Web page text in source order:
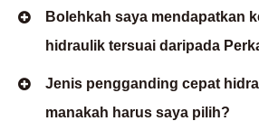
Bolehkah saya mendapatkan
hidraulik tersuai daripada
Jenis pengganding cepat
manakah harus saya pilih?